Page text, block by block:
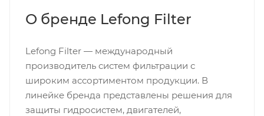
О бренде Lefong Filter
Lefong Filter — международный
производитель систем фильтрации с
широким ассортиментом продукции. В
линейке бренда представлены решения для
защиты гидросистем, двигателей,